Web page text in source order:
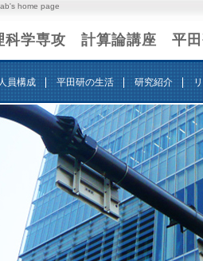
home page
理科学専攻 計算
員構成 平田研の生活 研究紹介